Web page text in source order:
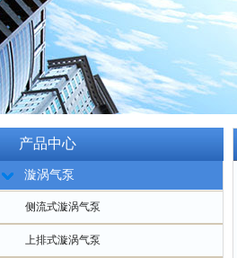
产品中心
漩涡气泵
侧流式漩涡气泵
上排式漩涡气泵